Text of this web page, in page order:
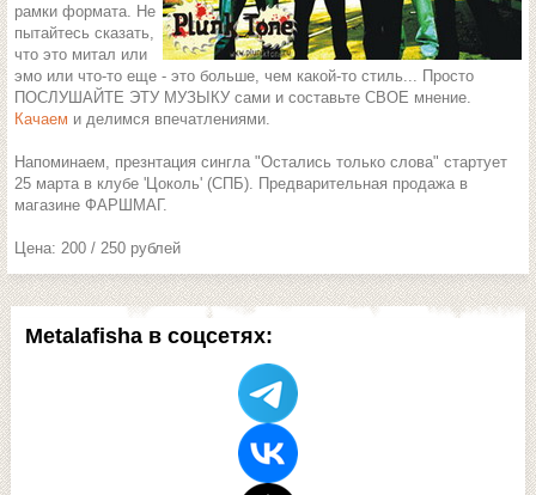
Metalafisha в соцсетях:
рамки формата. Не
пытайтесь сказать,
что это митал или
эмо или что-то еще - это больше, чем какой-то стиль... Просто
ПОСЛУШАЙТЕ ЭТУ МУЗЫКУ сами и составьте СВОЕ мнение.
Качаем и делимся впечатлениями.
Напоминаем, презнтация сингла "Остались только слова" стартует
25 марта в клубе 'Цоколь' (СПБ). Предварительная продажа в
магазине ФАРШМАГ.
Цена: 200 / 250 рублей